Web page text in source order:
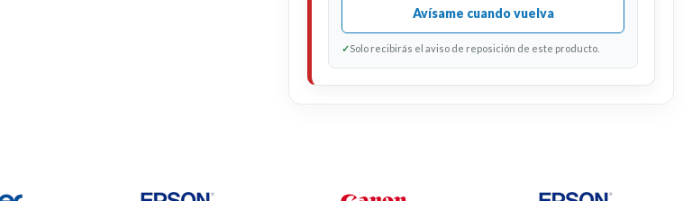
Avísame cuando vuelva
✓Solo recibirás el aviso de reposición de este producto.